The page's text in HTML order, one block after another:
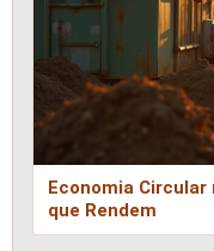
Economia
que Rendem